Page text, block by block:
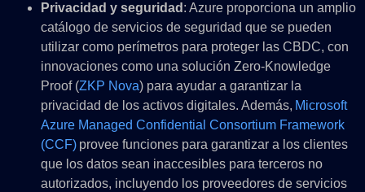
Privacidad y seguridad : Azure proporciona un amplio
catálogo de servicios de seguridad que se pueden
utilizar como perímetros para proteger las CBDC, con
innovaciones como una solución Zero-Knowledge
Proof (ZKP Nova) para ayudar a garantizar la
privacidad de los activos digitales. Además, Microsoft
Azure Managed Confidential Consortium Framework
(CCF) provee funciones para garantizar a los clientes
que los datos sean inaccesibles para terceros no
autorizados, incluyendo los proveedores de servicios